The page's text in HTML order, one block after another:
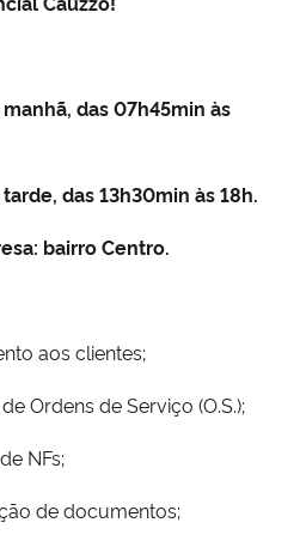
das 07h45min às
das 13h30min às 18h.
bairro Centro.
aos clientes;
de Serviço (O.S.);
NFs;
de documentos;